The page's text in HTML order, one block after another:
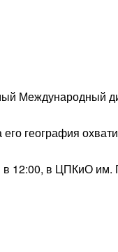
Международный
его география
в 12:00, в ЦПКиО им.